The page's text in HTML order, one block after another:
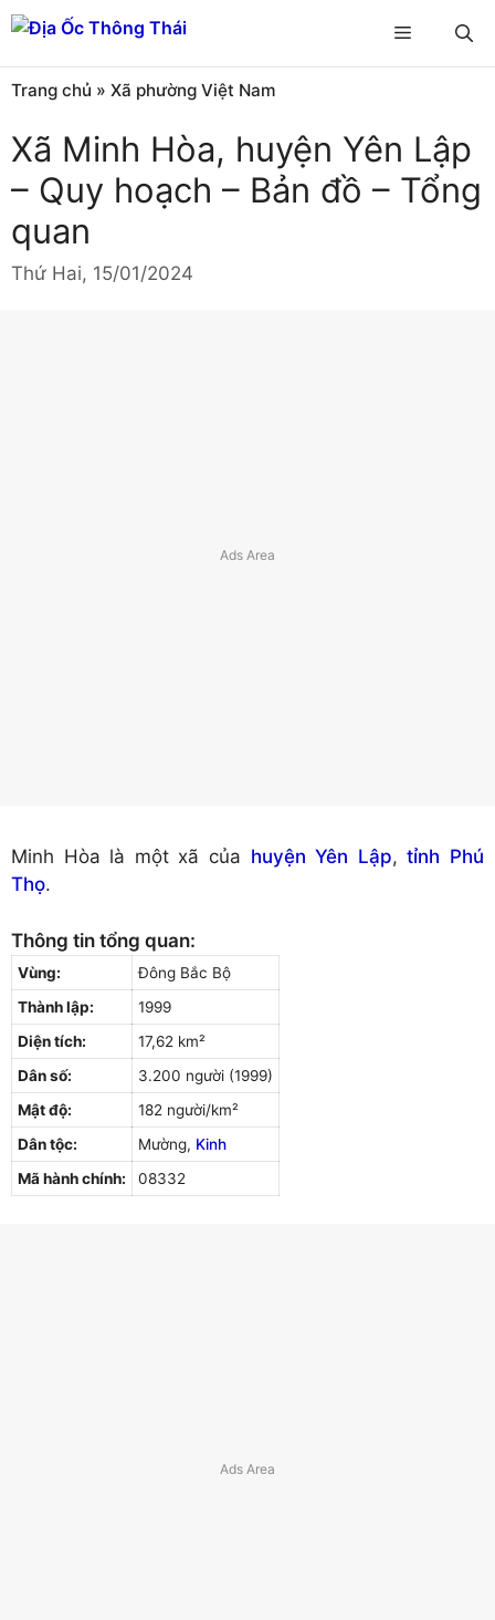
Chuyển
đến
nội
dung
Menu
Trang chủ » Xã phường Việt Nam
Xã Minh Hòa, huyện Yên Lập
– Quy hoạch – Bản đồ – Tổng
quan
Thứ Hai, 15/01/2024
Minh Hòa là một xã của huyện Yên Lập,tỉnh Phú
Thọ.
Thông tin tổng quan:
Vùng:
Đông Bắc Bộ
Thành lập:
1999
Diện tích:
17,62 km²
Dân số:
3.200 người (1999)
Mật độ:
182 người/km²
Dân tộc:
Mường, Kinh
Mã hành chính:
08332